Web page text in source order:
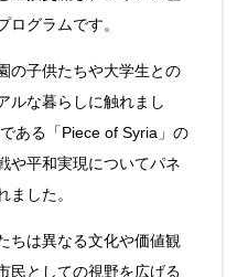
ログラムです。
の子供たちや大学生との
ルな暮らしに触れまし
ある「Piece of Syria」の
や平和実現についてパネ
ました。
ちは異なる文化や価値観
民としての視野を広げる